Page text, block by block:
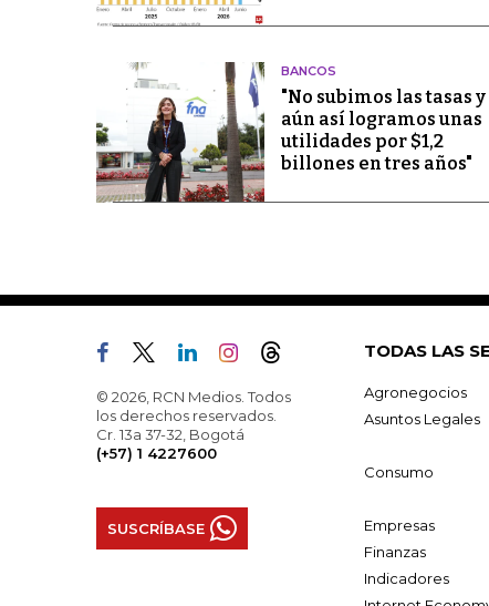
BANCOS
"No subimos las tasas y
aún así logramos unas
utilidades por $1,2
billones en tres años"
© 2026, RCN Medios. Todos
los derechos reservados.
Cr. 13a 37-32, Bogotá
(+57) 1 4227600
SUSCRÍBASE
TODAS LAS
Agronegocios
Asuntos Legales
Consumo
Empresas
Finanzas
Indicadores